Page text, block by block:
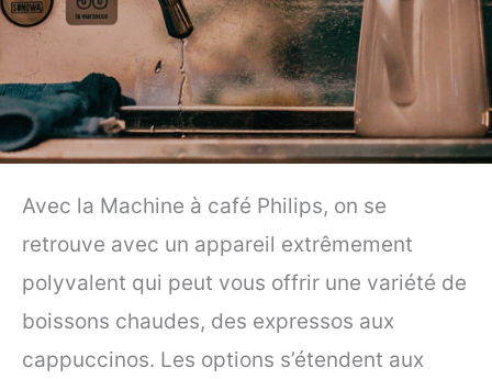
Avec la Machine à café Philips, on se
retrouve avec un appareil extrêmement
polyvalent qui peut vous offrir une variété de
boissons chaudes, des expressos aux
cappuccinos. Les options s’étendent aux